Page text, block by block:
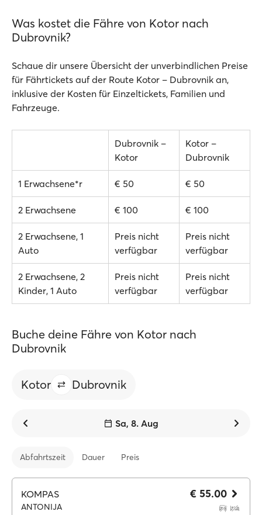
Was kostet die Fähre von Kotor nach
Dubrovnik?
Schaue dir unsere Übersicht der unverbindlichen Preise
für Fährtickets auf der Route Kotor – Dubrovnik an,
inklusive der Kosten für Einzeltickets, Familien und
Fahrzeuge.
Dubrovnik –
Kotor
Kotor –
Dubrovnik
1 Erwachsene*r € 50 € 50
2 Erwachsene € 100 € 100
2 Erwachsene, 1
Auto
Preis nicht
verfügbar
Preis nicht
verfügbar
2 Erwachsene, 2
Kinder, 1 Auto
Preis nicht
verfügbar
Preis nicht
verfügbar
Buche deine Fähre von Kotor nach
Dubrovnik
Kotor Dubrovnik
Sa, 8. Aug
Abfahrtszeit Dauer Preis
KOMPAS
ANTONIJA
€ 55.00